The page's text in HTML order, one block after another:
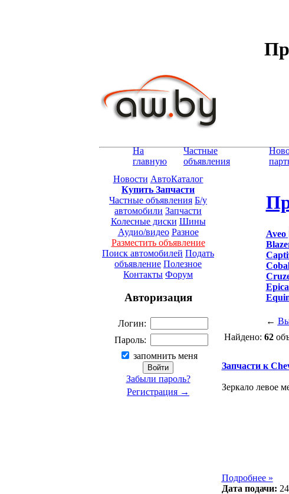
На
главную
Частные
объявления
Новости АвтоКаталог
Купить Запчасти
Частные объявления Б/у
автомобили Запчасти
Колесные диски Шины
Аудио/видео Разное
Разместить объявление
Поиск автомобилей Подать
объявление Полезное
Контакты Форум
Авторизация
Логин:
Пароль:
запомнить меня
Забыли пароль?
Регистрация →
Aveo
Epica
←
Найдено: 62
Запчасти к
Зеркало левое
Подробнее »
Дата подачи: